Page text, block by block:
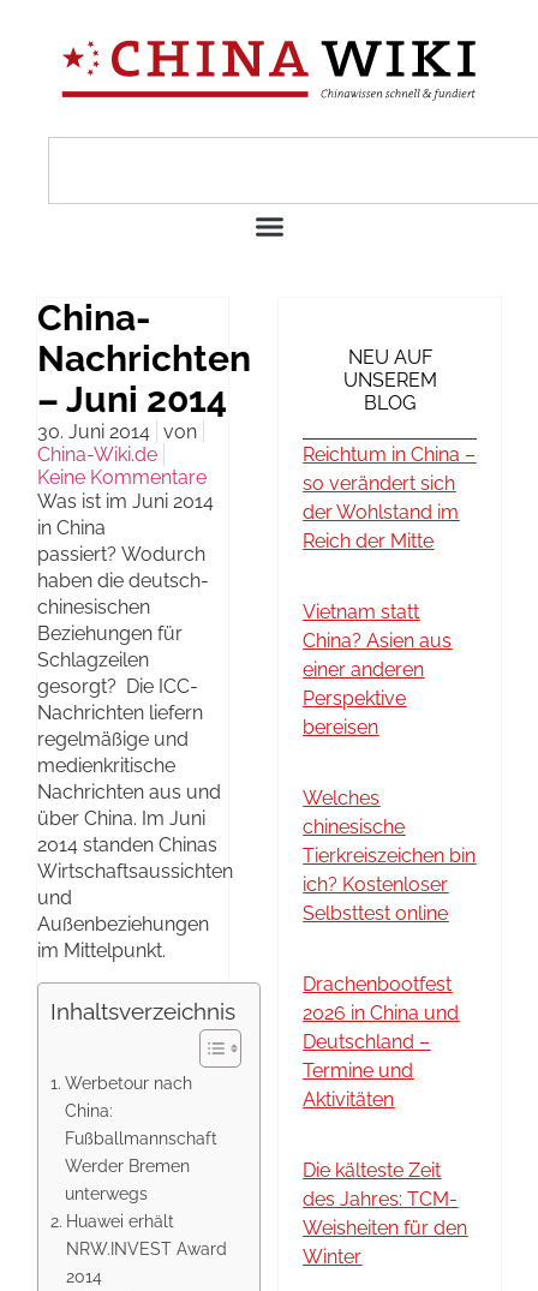
China-
Nachrichten
– Juni 2014
30. Juni 2014 von
China-Wiki.de
Keine Kommentare
Was ist im Juni 2014
in China
passiert? Wodurch
haben die deutsch-
chinesischen
Beziehungen für
Schlagzeilen
gesorgt? Die ICC-
Nachrichten liefern
regelmäßige und
medienkritische
Nachrichten aus und
über China. Im Juni
2014 standen Chinas
Wirtschaftsaussichten
und
Außenbeziehungen
im Mittelpunkt.
Inhaltsverzeichnis
Werbetour nach
China:
Fußballmannschaft
Werder Bremen
unterwegs
Huawei erhält
NRW.INVEST Award
2014
NEU AUF
UNSEREM
BLOG
Reichtum in China –
so verändert sich
der Wohlstand im
Reich der Mitte
Vietnam statt
China? Asien aus
einer anderen
Perspektive
bereisen
Welches
chinesische
Tierkreiszeichen bin
ich? Kostenloser
Selbsttest online
Drachenbootfest
2026 in China und
Deutschland –
Termine und
Aktivitäten
Die kälteste Zeit
des Jahres: TCM-
Weisheiten für den
Winter